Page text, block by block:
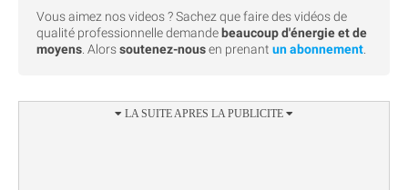
Vous aimez nos videos ? Sachez que faire des vidéos de
qualité professionnelle demande beaucoup d'énergie et de
moyens. Alorssoutenez-nousen prenant un abonnement.